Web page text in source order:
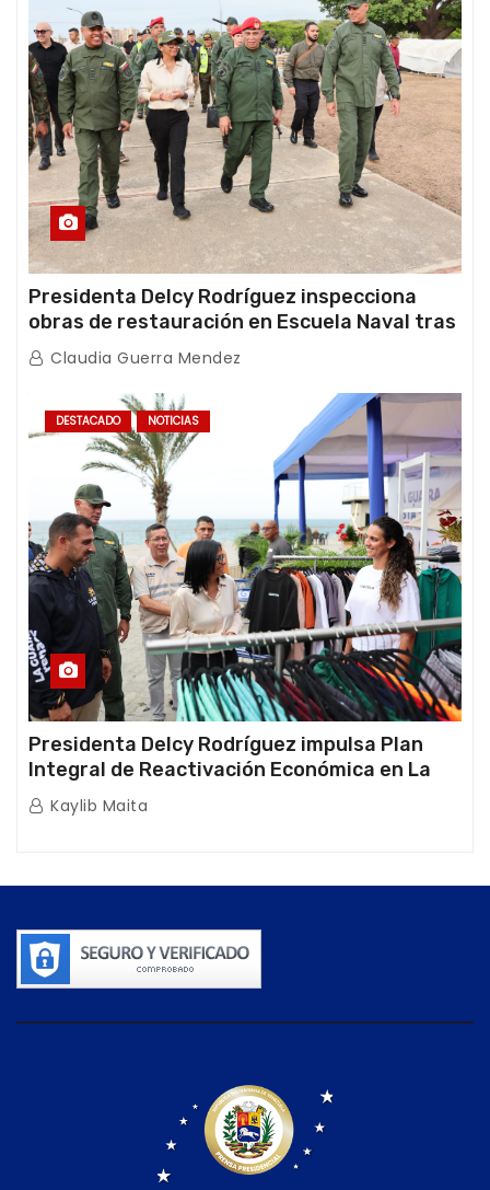
Presidenta Delcy Rodríguez inspecciona
obras de restauración en Escuela Naval tras
afectaciones sísmicas en La Guaira
Claudia Guerra Mendez
DESTACADO NOTICIAS
Presidenta Delcy Rodríguez impulsa Plan
Integral de Reactivación Económica en La
Guaira
Kaylib Maita